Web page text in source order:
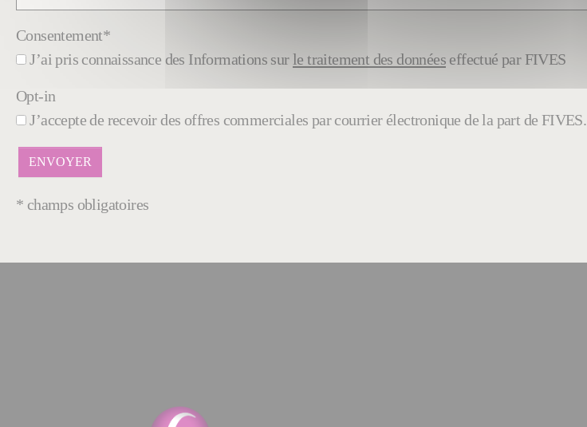
Consentement*
J’ai pris connaissance des Informations surle traitement des donnéeseffectué par FIVES
Opt-in
J’accepte de recevoir des offres commerciales par courrier électronique de la part de FIVES.
* champs obligatoires